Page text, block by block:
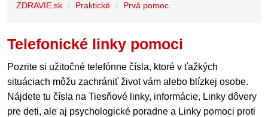
ZDRAVIE.sk Praktické Prvá pomoc
Telefonické linky pomoci
Pozrite si užitočné telefónne čísla, ktoré v ťažkých
situáciach môžu zachrániť život vám alebo blízkej osobe.
Nájdete tu čísla na Tiesňové linky, informácie, Linky dôvery
pre deti, ale aj psychologické poradne a Linky pomoci proti